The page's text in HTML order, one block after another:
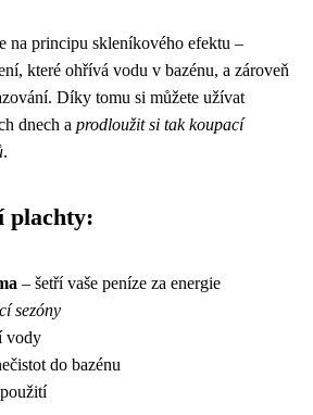
na principu skleníkového efektu –
které ohřívá vodu v bazénu, a zároveň
Díky tomu si můžete užívat
dnech a prodloužit si tak koupací
.
plachty:
– šetří vaše peníze za energie
sezóny
vody
do bazénu